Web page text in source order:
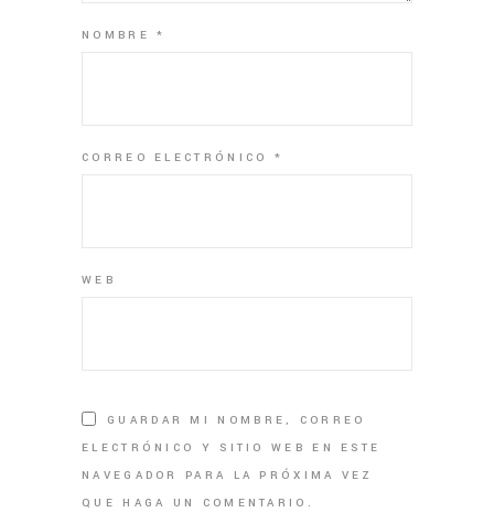
NOMBRE*
CORREO ELECTRÓNICO *
WEB
GUARDAR MI NOMBRE, CORREO
ELECTRÓNICO Y SITIO WEB EN ESTE
NAVEGADOR PARA LA PRÓXIMA VEZ
QUE HAGA UN COMENTARIO.